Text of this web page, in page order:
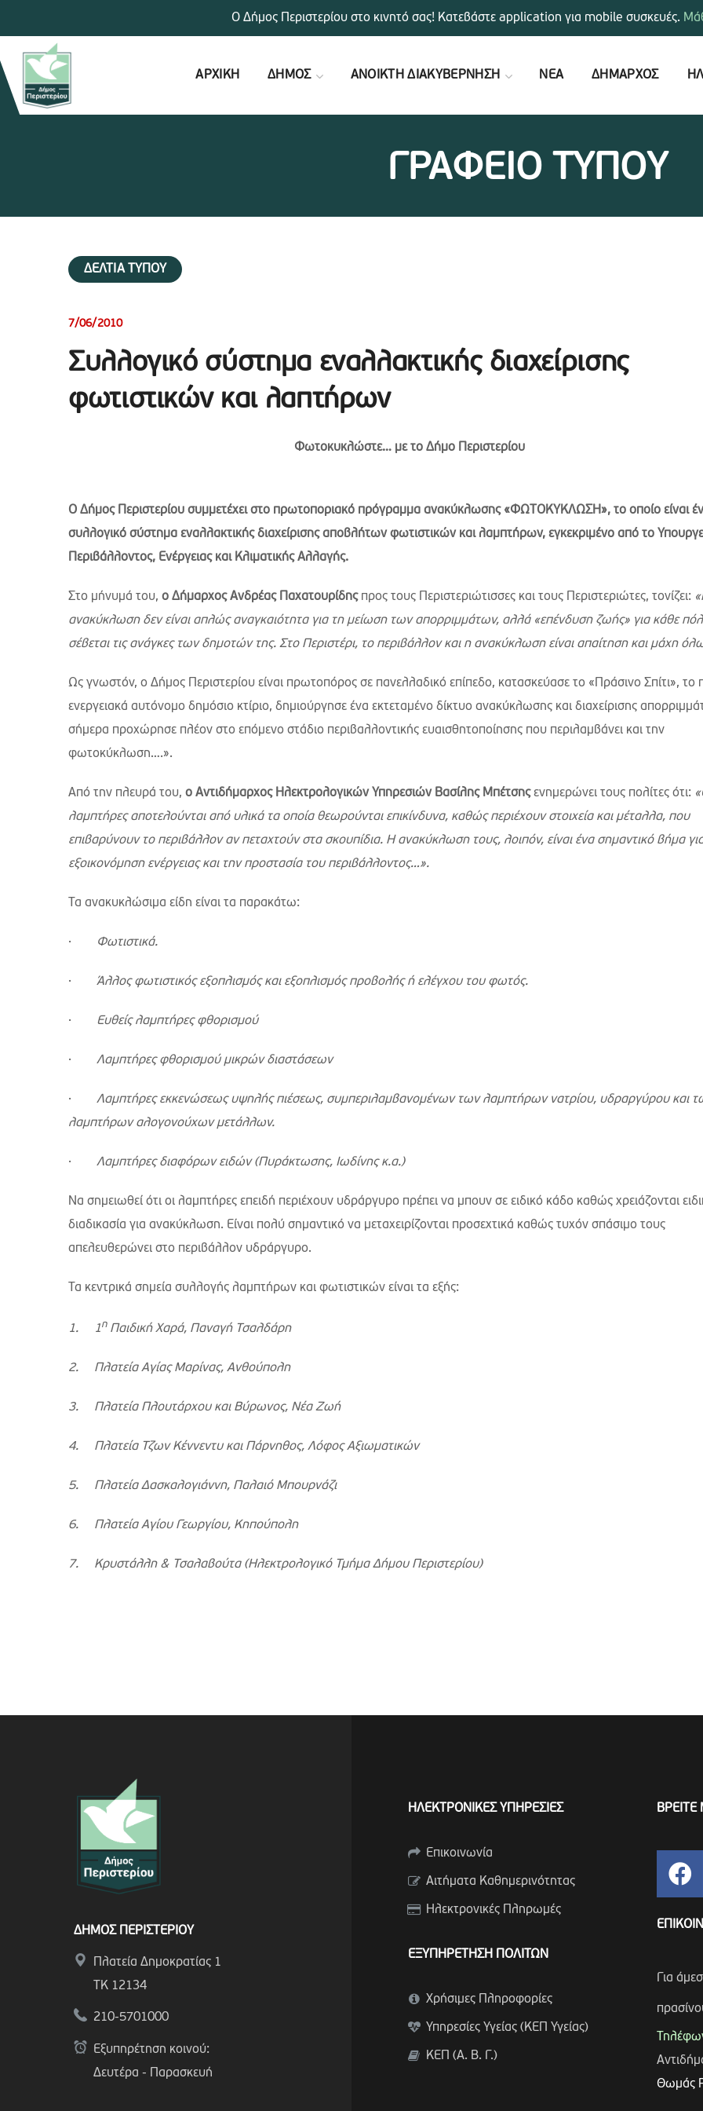
ΑΡΧΙΚΗ ΔΗΜΟΣ ΑΝΟΙΚΤΗ ΔΙΑΚΥΒΕΡΝΗΣΗ ΝΕΑ ΔΗΜΑΡΧΟΣ
ΓΡΑΦΕΙΟ ΤΥΠΟΥ
ΔΕΛΤΙΑ ΤΥΠΟΥ
7/06/2010
Συλλογικό σύστημα εναλλακτικής διαχείρισης
φωτιστικών και λαπτήρων
Φωτοκυκλώστε… με το Δήμο Περιστερίου
Ο Δήμος Περιστερίου συμμετέχει στο πρωτοποριακό πρόγραμμα ανακύκλωσης «ΦΩΤΟΚΥΚΛΩΣΗ», το οποίο είναι
συλλογικό σύστημα εναλλακτικής διαχείρισης αποβλήτων φωτιστικών και λαμπτήρων, εγκεκριμένο από το
Περιβάλλοντος, Ενέργειας και Κλιματικής Αλλαγής.
Στο μήνυμά του, ο Δήμαρχος Ανδρέας Παχατουρίδης προς τους Περιστεριώτισσες και τους Περιστεριώτες, τονίζει:
ανακύκλωση δεν είναι απλώς αναγκαιότητα για τη μείωση των απορριμμάτων, αλλά «επένδυση ζωής» για κάθε
σέβεται τις ανάγκες των δημοτών της. Στο Περιστέρι, το περιβάλλον και η ανακύκλωση είναι απαίτηση και μάχη
Ως γνωστόν, ο Δήμος Περιστερίου είναι πρωτοπόρος σε πανελλαδικό επίπεδο, κατασκεύασε το «Πράσινο Σπίτι», το
ενεργειακά αυτόνομο δημόσιο κτίριο, δημιούργησε ένα εκτεταμένο δίκτυο ανακύκλωσης και διαχείρισης
σήμερα προχώρησε πλέον στο επόμενο στάδιο περιβαλλοντικής ευαισθητοποίησης που περιλαμβάνει και την
φωτοκύκλωση….».
Από την πλευρά του, ο Αντιδήμαρχος Ηλεκτρολογικών Υπηρεσιών Βασίλης Μπέτσηςενημερώνει τους πολίτες ότι:
λαμπτήρες αποτελούνται από υλικά τα οποία θεωρούνται επικίνδυνα, καθώς περιέχουν στοιχεία και μέταλλα, που
επιβαρύνουν το περιβάλλον αν πεταχτούν στα σκουπίδια. Η ανακύκλωση τους, λοιπόν, είναι ένα σημαντικό βήμα
εξοικονόμηση ενέργειας και την προστασία του περιβάλλοντος…».
Τα ανακυκλώσιμα είδη είναι τα παρακάτω:
· Φωτιστικά.
· Άλλος φωτιστικός εξοπλισμός και εξοπλισμός προβολής ή ελέγχου του φωτός.
· Ευθείς λαμπτήρες φθορισμού
· Λαμπτήρες φθορισμού μικρών διαστάσεων
· Λαμπτήρες εκκενώσεως υψηλής πιέσεως, συμπεριλαμβανομένων των λαμπτήρων νατρίου, υδραργύρου και
λαμπτήρων αλογονούχων μετάλλων.
· Λαμπτήρες διαφόρων ειδών (Πυράκτωσης, Ιωδίνης κ.α.)
Να σημειωθεί ότι οι λαμπτήρες επειδή περιέχουν υδράργυρο πρέπει να μπουν σε ειδικό κάδο καθώς χρειάζονται
διαδικασία για ανακύκλωση. Είναι πολύ σημαντικό να μεταχειρίζονται προσεχτικά καθώς τυχόν σπάσιμο τους
απελευθερώνει στο περιβάλλον υδράργυρο.
Τα κεντρικά σημεία συλλογής λαμπτήρων και φωτιστικών είναι τα εξής:
1. 1ηΠαιδική Χαρά, Παναγή Τσαλδάρη
2. Πλατεία Αγίας Μαρίνας, Ανθούπολη
3. Πλατεία Πλουτάρχου και Βύρωνος, Νέα Ζωή
4. Πλατεία Τζων Κέννεντυ και Πάρνηθος, Λόφος Αξιωματικών
5. Πλατεία Δασκαλογιάννη, Παλαιό Μπουρνάζι
6. Πλατεία Αγίου Γεωργίου, Κηπούπολη
7. Κρυστάλλη & Τσαλαβούτα (Ηλεκτρολογικό Τμήμα Δήμου Περιστερίου)
ΔΗΜΟΣ ΠΕΡΙΣΤΕΡΙΟΥ
Πλατεία Δημοκρατίας 1
ΤΚ 12134
210-5701000
Εξυπηρέτηση κοινού:
Δευτέρα - Παρασκευή
ΗΛΕΚΤΡΟΝΙΚΕΣ ΥΠΗΡΕΣΙΕΣ
Επικοινωνία
Αιτήματα Καθημερινότητας
Ηλεκτρονικές Πληρωμές
ΕΞΥΠΗΡΕΤΗΣΗ ΠΟΛΙΤΩΝ
Χρήσιμες Πληροφορίες
Υπηρεσίες Υγείας (ΚΕΠ Υγείας)
ΚΕΠ (Α. Β. Γ.)
ΒΡΕΙΤΕ
Για
Θωμάς
Ο Δήμος Περιστερίου στο κινητό σας! Κατεβάστε application για mobile συσκευές.